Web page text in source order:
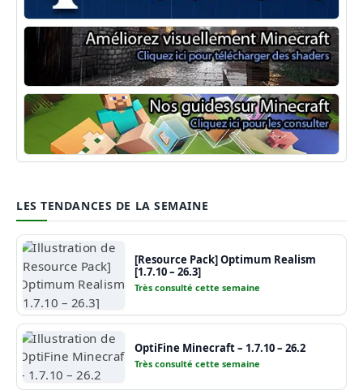
Minecraft Forge
Shaders Minecraft
Guide Minecraft
LES TENDANCES DE LA SEMAINE
[Resource Pack] Optimum Realism
[1.7.10 – 26.3]
Très consulté cette semaine
OptiFine Minecraft – 1.7.10 – 26.2
Très consulté cette semaine